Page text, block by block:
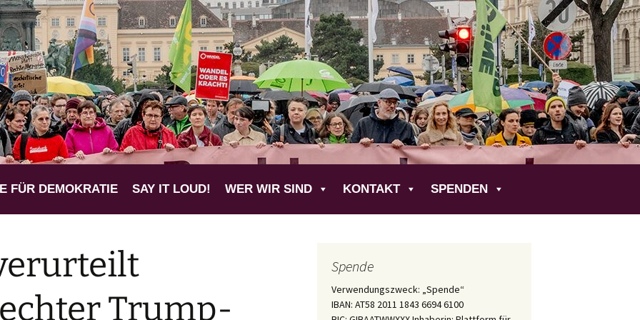
eine menschliche
FÜR DEMOKRATIE SAY IT LOUD! WER WIR SIND KONTAKT SPENDEN
Trump-
Spende
Verwendungszweck: „Spende“
IBAN: AT58 2011 1843 6694 6100